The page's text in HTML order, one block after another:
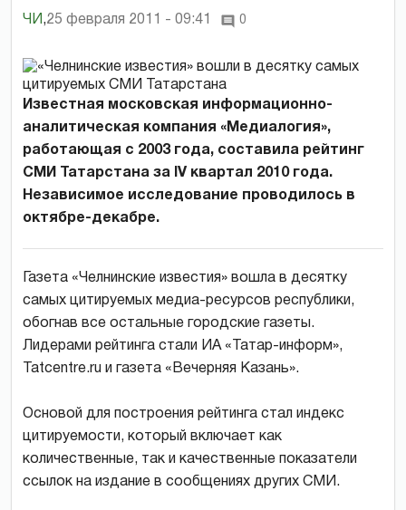
ЧИ ,25 февраля 2011 - 09:41 0
Известная московская информационно-
аналитическая компания «Медиалогия»,
работающая с 2003 года, составила рейтинг
СМИ Татарстана за IV квартал 2010 года.
Независимое исследование проводилось в
октябре-декабре.
Газета «Челнинские известия» вошла в десятку
самых цитируемых медиа-ресурсов республики,
обогнав все остальные городские газеты.
Лидерами рейтинга стали ИА «Татар-информ»,
Tatcentre.ru и газета «Вечерняя Казань».
Основой для построения рейтинга стал индекс
цитируемости, который включает как
количественные, так и качественные показатели
ссылок на издание в сообщениях других СМИ.